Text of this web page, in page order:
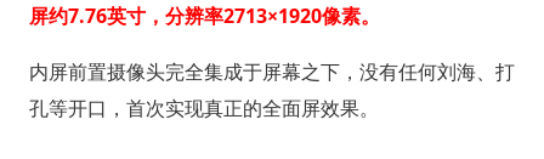
屏约7.76英寸，分辨率2713×1920像素。
内屏前置摄像头完全集成于屏幕之下，没有任何刘海、打
孔等开口，首次实现真正的全面屏效果。